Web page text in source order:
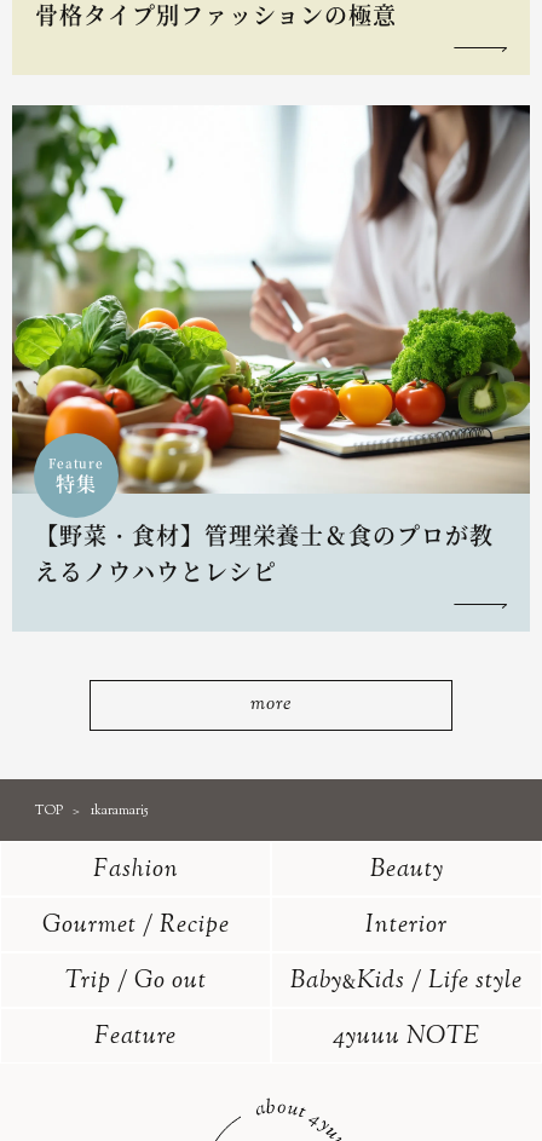
骨格タイプ別ファッションの極意
Feature
特集
【野菜・食材】管理栄養士＆食のプロが教
えるノウハウとレシピ
more
TOP 1karamari5
Fashion
Beauty
Gourmet / Recipe
Interior
Trip / Go out
Baby&Kids / Life style
Feature
4yuuu NOTE